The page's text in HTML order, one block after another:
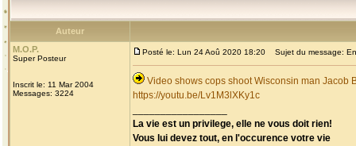
Auteur
M.O.P.
Super Posteur
Inscrit le: 11 Mar 2004
Messages: 3224
Posté le: Lun 24 Aoû 2020 18:20 Sujet du message:
Video shows cops shoot Wisconsin man Jacob
https://youtu.be/Lv1M3lXKy1c
La vie est un privilege, elle ne vous doit rien!
Vous lui devez tout, en l'occurence votre vie